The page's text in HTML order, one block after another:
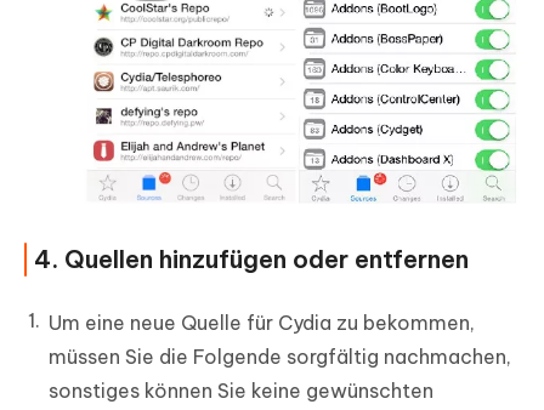
4. Quellen hinzufügen oder entfernen
Um eine neue Quelle für Cydia zu bekommen,
müssen Sie die Folgende sorgfältig nachmachen,
sonstiges können Sie keine gewünschten